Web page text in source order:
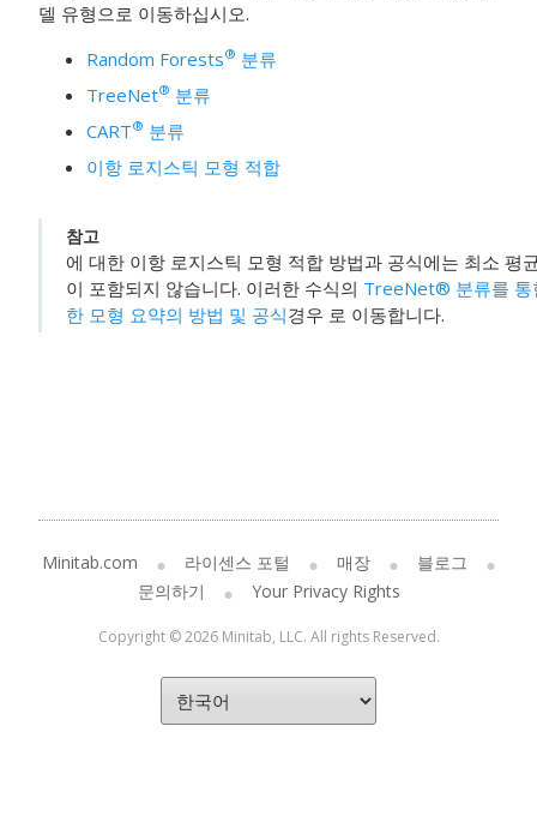
델 유형으로 이동하십시오.
Random Forests® 분류
TreeNet® 분류
CART® 분류
이항 로지스틱 모형 적합
참고
에 대한 이항 로지스틱 모형 적합 방법과 공식에는 최소 평
이 포함되지 않습니다. 이러한 수식의 TreeNet® 분류를 통
한 모형 요약의 방법 및 공식경우 로 이동합니다.
Minitab.com 라이센스 포털 매장
블로그
문의하기
Your Privacy Rights
Copyright © 2026 Minitab, LLC. All rights Reserved.